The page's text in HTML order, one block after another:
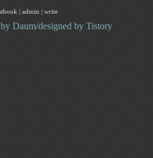
| admin | write
Daum/designed by Tistory